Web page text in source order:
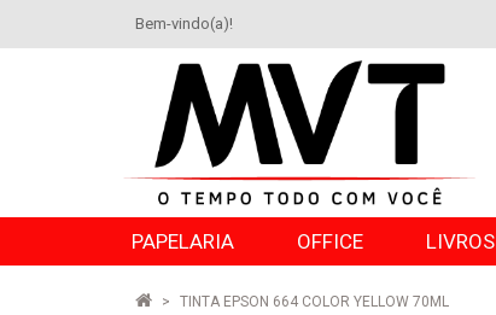
Bem-vindo(a)!
PAPELARIA OFFICE LIVROS
TINTA EPSON 664 COLOR YELLOW 70ML